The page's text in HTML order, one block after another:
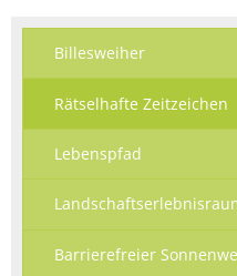
Billesweiher
Rätselhafte Zeitzeichen
Lebenspfad
Barrierefreier